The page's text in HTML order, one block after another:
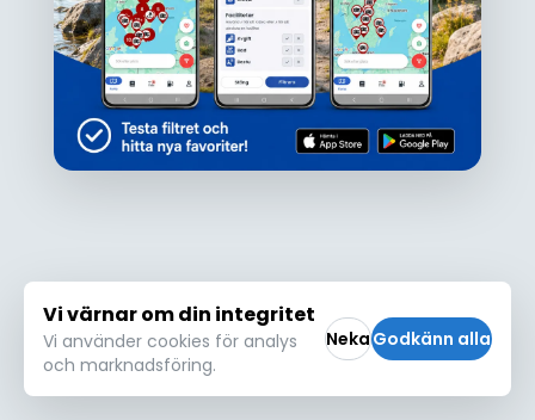
Försök igen
Vi värnar om din integritet
Vi använder cookies för analys
och marknadsföring.
NekaGodkänn alla